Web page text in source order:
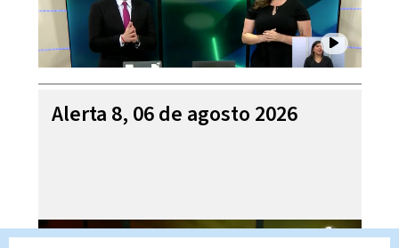
Alerta 8, 06 de agosto 2026